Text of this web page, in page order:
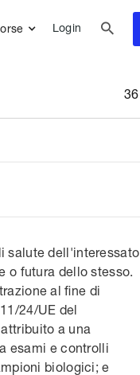
Login 
36
salute dell'interessato
o futura dello stesso.
al fine di
24/UE del
a una
esami e controlli
biologici; e